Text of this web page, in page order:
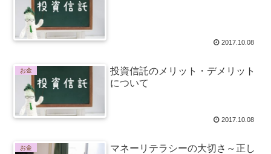
2017.10.08
お金
投資信託のメリット・デメリット
について
2017.10.08
お金
マネーリテラシーの大切さ～正し